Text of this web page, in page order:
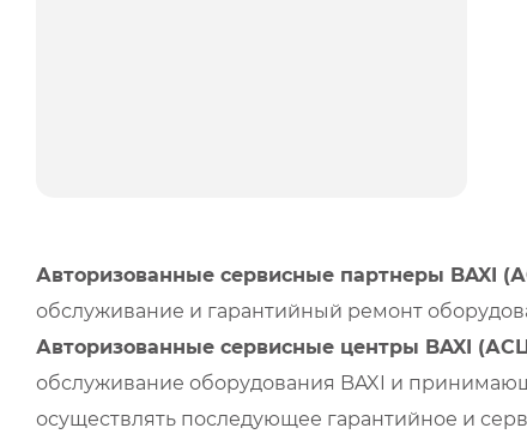
Авторизованные сервисные партнеры BAXI
обслуживание и гарантийный ремонт
Авторизованные сервисные центры BAXI
обслуживание оборудования BAXI и
осуществлять последующее гарантийное и